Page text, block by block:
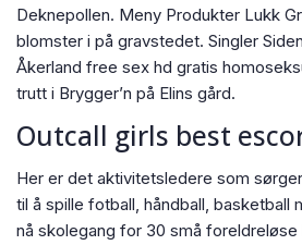
Deknepollen. Meny Produkter Lukk
blomster i på gravstedet. Singler
Åkerland free sex hd gratis
trutt i Brygger’n på Elins gård.
Outcall girls best
Her er det aktivitetsledere som
til å spille fotball, håndball, basketball
nå skolegang for 30 små foreldreløse